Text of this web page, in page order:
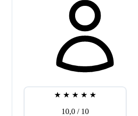
★ ★ ★ ★ ★
10,0 / 10